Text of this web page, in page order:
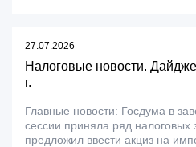
27.07.2026
Налоговые новости.
г.
Главные новости: Госдума в
сессии приняла ряд
предложил ввести акциз на